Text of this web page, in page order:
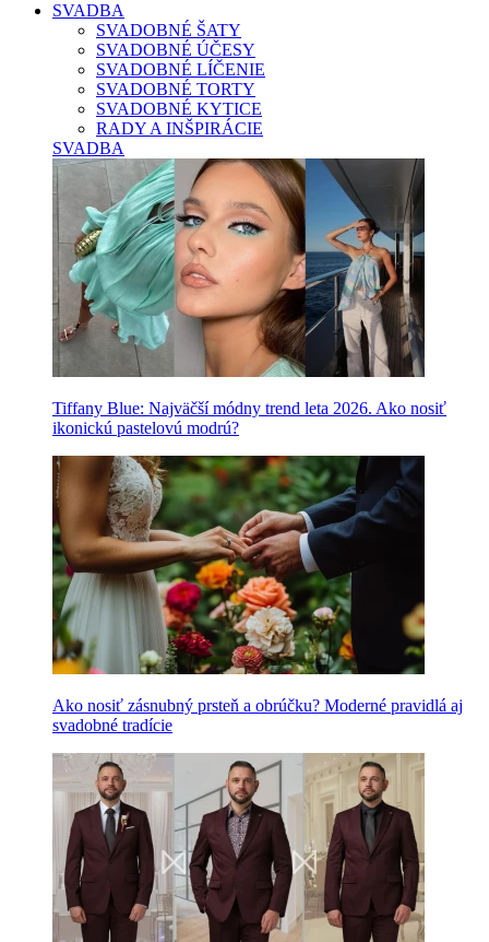
SVADBA
SVADOBNÉ ŠATY
SVADOBNÉ ÚČESY
SVADOBNÉ LÍČENIE
SVADOBNÉ TORTY
SVADOBNÉ KYTICE
RADY A INŠPIRÁCIE
SVADBA
Tiffany Blue: Najväčší módny trend leta 2026. Ako nosiť
ikonickú pastelovú modrú?
Ako nosiť zásnubný prsteň a obrúčku? Moderné pravidlá aj
svadobné tradície